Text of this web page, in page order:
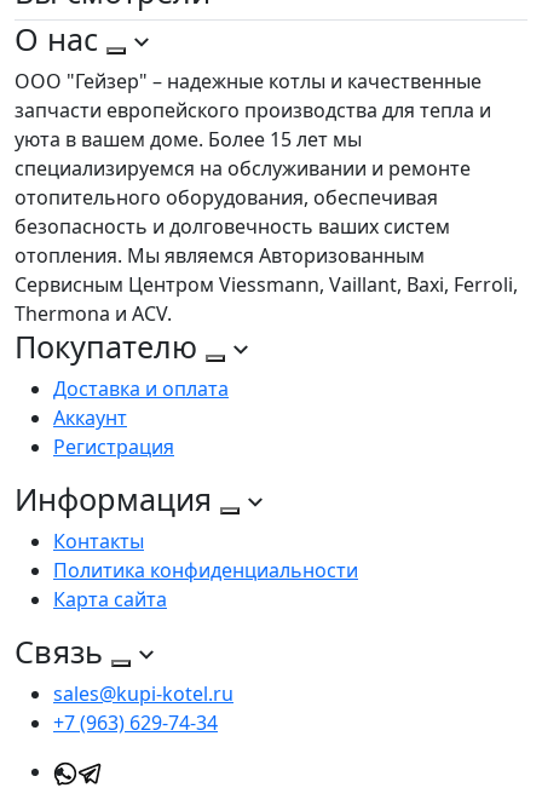
О нас
ООО "Гейзер" – надежные котлы и качественные
запчасти европейского производства для тепла и
уюта в вашем доме. Более 15 лет мы
специализируемся на обслуживании и ремонте
отопительного оборудования, обеспечивая
безопасность и долговечность ваших систем
отопления. Мы являемся Авторизованным
Сервисным Центром Viessmann, Vaillant, Baxi, Ferroli,
Thermona и ACV.
Покупателю
Доставка и оплата
Аккаунт
Регистрация
Информация
Контакты
Политика конфиденциальности
Карта сайта
Связь
sales@kupi-kotel.ru
+7 (963) 629-74-34